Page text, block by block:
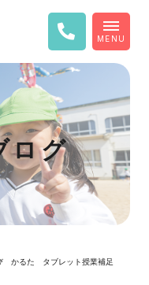
MENU
ログ
るた タブレット授業補足